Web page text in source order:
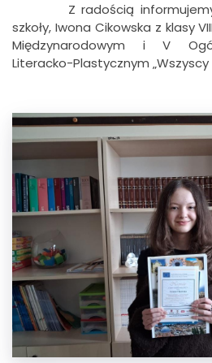
Z radością informujemy,
szkoły, Iwona Cikowska z klasy
Międzynarodowym i V
Literacko-Plastycznym „Wszyscy